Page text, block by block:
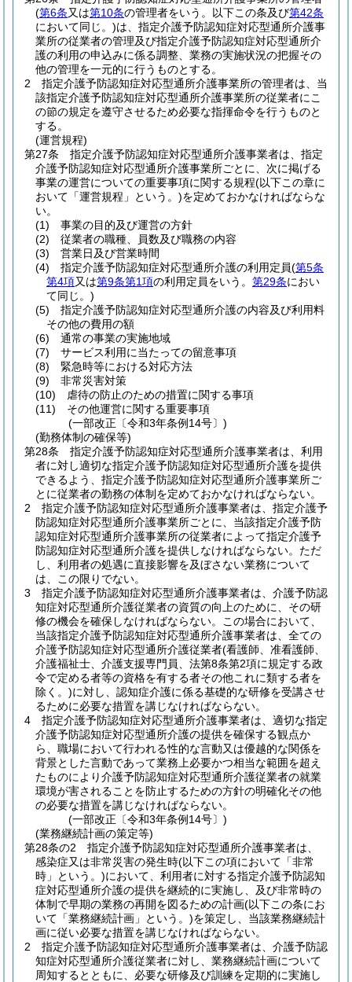
(第6条又は第10条の管理者をいう。以下この条及び第42条
において同じ。)は、指定介護予防認知症対応型通所介護事
業所の従業者の管理及び指定介護予防認知症対応型通所介
護の利用の申込みに係る調整、業務の実施状況の把握その
他の管理を一元的に行うものとする。
2
指定介護予防認知症対応型通所介護事業所の管理者は、当
該指定介護予防認知症対応型通所介護事業所の従業者にこ
の節の規定を遵守させるため必要な指揮命令を行うものと
する。
(運営規程)
第27条
指定介護予防認知症対応型通所介護事業者は、指定
介護予防認知症対応型通所介護事業所ごとに、次に掲げる
事業の運営についての重要事項に関する規程(以下この章に
おいて「運営規程」という。)を定めておかなければならな
い。
(1)
事業の目的及び運営の方針
(2)
従業者の職種、員数及び職務の内容
(3)
営業日及び営業時間
(4)
指定介護予防認知症対応型通所介護の利用定員(第5条
第4項又は第9条第1項の利用定員をいう。 第29条におい
て同じ。)
(5)
指定介護予防認知症対応型通所介護の内容及び利用料
その他の費用の額
(6)
通常の事業の実施地域
(7)
サービス利用に当たっての留意事項
(8)
緊急時等における対応方法
(9)
非常災害対策
(10)
虐待の防止のための措置に関する事項
(11)
その他運営に関する重要事項
(一部改正〔令和3年条例14号〕)
(勤務体制の確保等)
第28条
指定介護予防認知症対応型通所介護事業者は、利用
者に対し適切な指定介護予防認知症対応型通所介護を提供
できるよう、指定介護予防認知症対応型通所介護事業所ご
とに従業者の勤務の体制を定めておかなければならない。
2
指定介護予防認知症対応型通所介護事業者は、指定介護予
防認知症対応型通所介護事業所ごとに、当該指定介護予防
認知症対応型通所介護事業所の従業者によって指定介護予
防認知症対応型通所介護を提供しなければならない。 ただ
し、利用者の処遇に直接影響を及ぼさない業務について
は、この限りでない。
3
指定介護予防認知症対応型通所介護事業者は、介護予防認
知症対応型通所介護従業者の資質の向上のために、その研
修の機会を確保しなければならない。
この場合において、
当該指定介護予防認知症対応型通所介護事業者は、全ての
介護予防認知症対応型通所介護従業者(看護師、准看護師、
介護福祉士、介護支援専門員、法第8条第2項に規定する政
令で定める者等の資格を有する者その他これに類する者を
除く。)に対し、認知症介護に係る基礎的な研修を受講させ
るために必要な措置を講じなければならない。
4
指定介護予防認知症対応型通所介護事業者は、適切な指定
介護予防認知症対応型通所介護の提供を確保する観点か
ら、職場において行われる性的な言動又は優越的な関係を
背景とした言動であって業務上必要かつ相当な範囲を超え
たものにより介護予防認知症対応型通所介護従業者の就業
環境が害されることを防止するための方針の明確化その他
の必要な措置を講じなければならない。
(一部改正〔令和3年条例14号〕)
(業務継続計画の策定等)
第28条の2
指定介護予防認知症対応型通所介護事業者は、
感染症又は非常災害の発生時(以下この項において「非常
時」という。)において、利用者に対する指定介護予防認知
症対応型通所介護の提供を継続的に実施し、及び非常時の
体制で早期の業務の再開を図るための計画(以下この条にお
いて「業務継続計画」という。)を策定し、当該業務継続計
画に従い必要な措置を講じなければならない。
2
指定介護予防認知症対応型通所介護事業者は、介護予防認
知症対応型通所介護従業者に対し、業務継続計画について
周知するとともに、必要な研修及び訓練を定期的に実施し